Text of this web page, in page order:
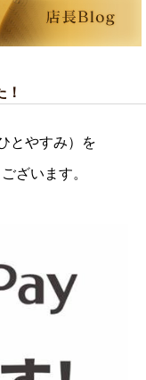
とやすみ）を
ざいます。